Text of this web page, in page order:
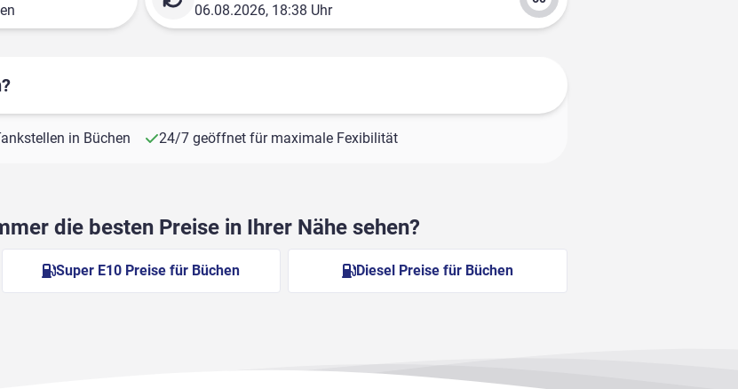
06.08.2026, 18:38 Uhr
in Büchen 24/7 geöffnet für maximale Fexibilität
die besten Preise in Ihrer Nähe sehen?
Super E10 Preise für Büchen Diesel Preise für Büchen